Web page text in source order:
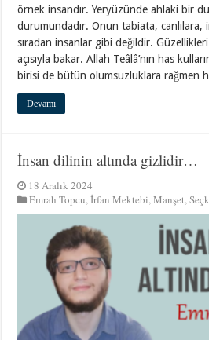
örnek insandır. Yeryüzünde ahlaki bir
durumundadır. Onun tabiata, canlılara,
sıradan insanlar gibi değildir.
açısıyla bakar. Allah Teâlâ’nın has
birisi de bütün olumsuzluklara rağmen
Devamı
İnsan dilinin altında gizlidir…
18 Aralık 2024
Emrah Topcu,İrfan Mektebi,Manşet,